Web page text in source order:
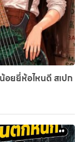
อยยี่ห้อไหนดี สเปก